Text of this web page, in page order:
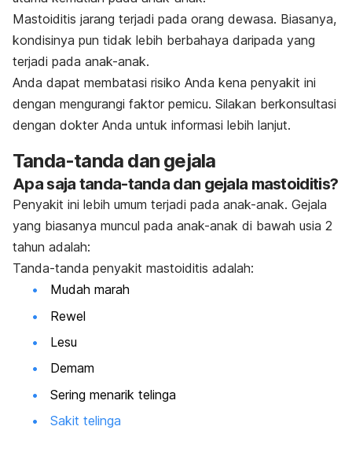
Mastoiditis jarang terjadi pada orang dewasa. Biasanya,
kondisinya pun tidak lebih berbahaya daripada yang
terjadi pada anak-anak.
Anda dapat membatasi risiko Anda kena penyakit ini
dengan mengurangi faktor pemicu. Silakan berkonsultasi
dengan dokter Anda untuk informasi lebih lanjut.
Tanda-tanda dan gejala
Apa saja tanda-tanda dan gejala mastoiditis?
Penyakit ini lebih umum terjadi pada anak-anak. Gejala
yang biasanya muncul pada anak-anak di bawah usia 2
tahun adalah:
Tanda-tanda penyakit mastoiditis adalah:
Mudah marah
Rewel
Lesu
Demam
Sering menarik telinga
Sakit telinga